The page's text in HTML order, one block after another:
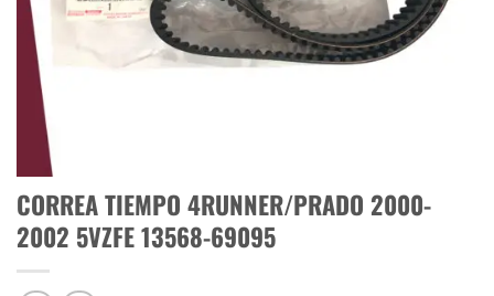
CORREA TIEMPO 4RUNNER/PRADO 2000-
2002 5VZFE 13568-69095